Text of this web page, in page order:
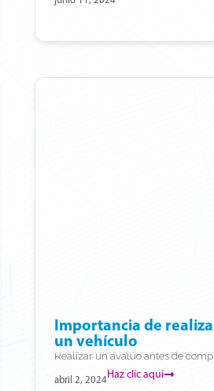
Importancia de
un vehículo
Realizar un avalúo antes de
abril 2, 2024Haz clic aquí